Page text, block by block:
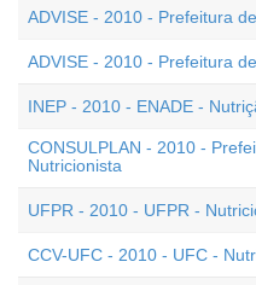
ADVISE - 2010 - Prefeitura
ADVISE - 2010 - Prefeitura
INEP - 2010 - ENADE -
CONSULPLAN - 2010 -
Nutricionista
UFPR - 2010 - UFPR -
CCV-UFC - 2010 - UFC -